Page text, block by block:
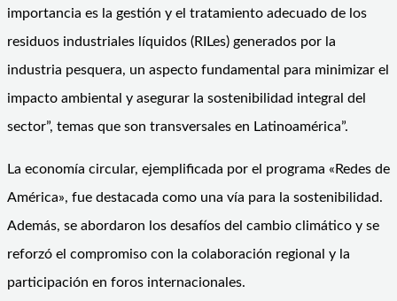
importancia es la gestión y el tratamiento adecuado de los
residuos industriales líquidos (RILes) generados por la
industria pesquera, un aspecto fundamental para minimizar el
impacto ambiental y asegurar la sostenibilidad integral del
sector”, temas que son transversales en Latinoamérica”.
La economía circular, ejemplificada por el programa «Redes de
América», fue destacada como una vía para la sostenibilidad.
Además, se abordaron los desafíos del cambio climático y se
reforzó el compromiso con la colaboración regional y la
participación en foros internacionales.